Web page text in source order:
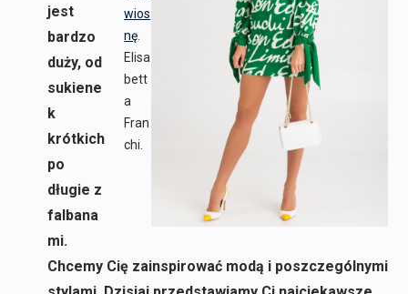
wios
nę
Elisa
bett
a
Fran
chi.
jest
bardzo
duży, od
sukiene
k
krótkich
po
długie z
falbana
mi.
Chcemy Cię zainspirować modą i poszczególnymi